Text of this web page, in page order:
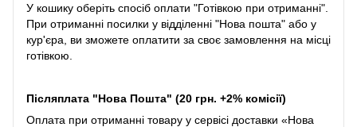
У кошику оберіть спосіб оплати "Готівкою при отриманні".
При отриманні посилки у відділенні "Нова пошта" або у
кур'єра, ви зможете оплатити за своє замовлення на місці
готівкою.
Післяплата "Нова Пошта" (20 грн. +2% комісії)
Оплата при отриманні товару у сервісі доставки «Нова